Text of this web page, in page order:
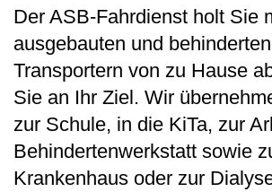
Der ASB-Fahrdienst holt Sie
ausgebauten und
Transportern von zu Hause
Sie an Ihr Ziel. Wir
zur Schule, in die KiTa, zur
Behindertenwerkstatt sowie
Krankenhaus oder zur